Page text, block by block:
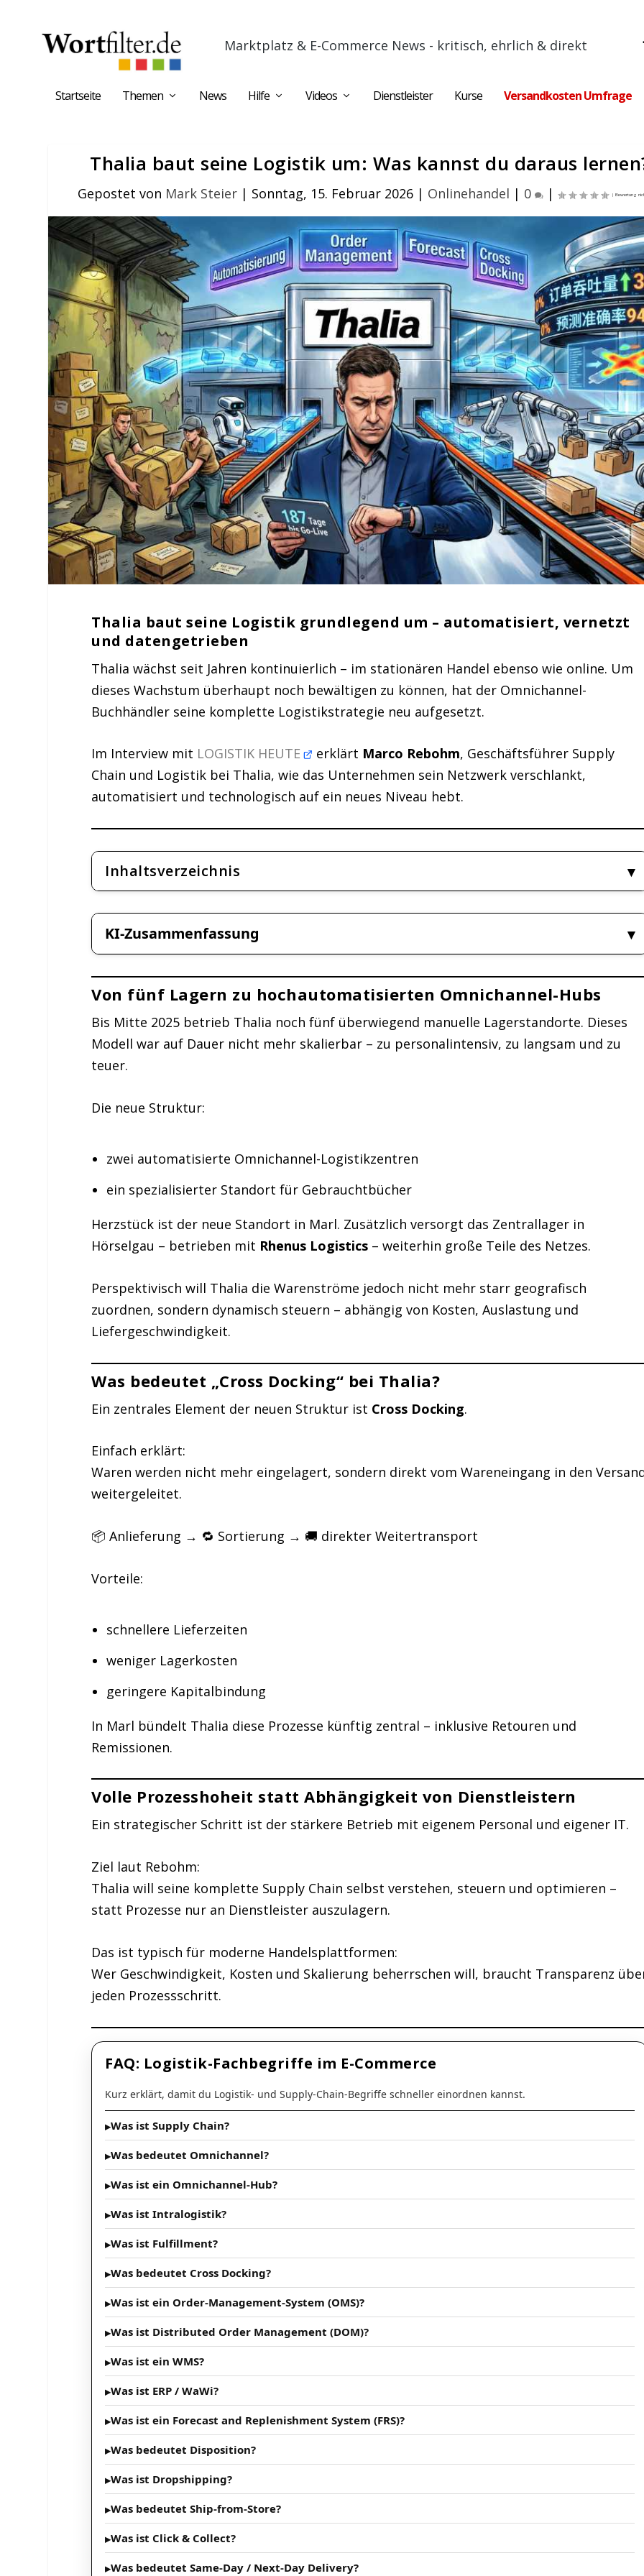
Marktplatz & E-Commerce News - kritisch, ehrlich & direkt
Startseite Themen News Hilfe Videos Dienstleister Kurse Versandkosten Umfrage
Thalia baut seine Logistik um: Was kannst du daraus
Gepostet von Mark Steier| Sonntag, 15. Februar 2026| Onlinehandel | 0 |
Thalia baut seine Logistik grundlegend um – automatisiert, vernetzt
und datengetrieben
Thalia wächst seit Jahren kontinuierlich – im stationären Handel ebenso wie online. Um
dieses Wachstum überhaupt noch bewältigen zu können, hat der Omnichannel-
Buchhändler seine komplette Logistikstrategie neu aufgesetzt.
Im Interview mit LOGISTIK HEUTE erklärt Marco Rebohm, Geschäftsführer Supply
Chain und Logistik bei Thalia, wie das Unternehmen sein Netzwerk verschlankt,
automatisiert und technologisch auf ein neues Niveau hebt.
Inhaltsverzeichnis
KI-Zusammenfassung
Von fünf Lagern zu hochautomatisierten Omnichannel-Hubs
Bis Mitte 2025 betrieb Thalia noch fünf überwiegend manuelle Lagerstandorte. Dieses
Modell war auf Dauer nicht mehr skalierbar – zu personalintensiv, zu langsam und zu
teuer.
Die neue Struktur:
zwei automatisierte Omnichannel-Logistikzentren
ein spezialisierter Standort für Gebrauchtbücher
Herzstück ist der neue Standort in Marl. Zusätzlich versorgt das Zentrallager in
Hörselgau – betrieben mit Rhenus Logistics – weiterhin große Teile des Netzes.
Perspektivisch will Thalia die Warenströme jedoch nicht mehr starr geografisch
zuordnen, sondern dynamisch steuern – abhängig von Kosten, Auslastung und
Liefergeschwindigkeit.
Was bedeutet „Cross Docking“ bei Thalia?
Ein zentrales Element der neuen Struktur ist Cross Docking.
Einfach erklärt:
Waren werden nicht mehr eingelagert, sondern direkt vom Wareneingang in den
weitergeleitet.
📦 Anlieferung → 🔁 Sortierung → 🚚 direkter Weitertransport
Vorteile:
schnellere Lieferzeiten
weniger Lagerkosten
geringere Kapitalbindung
In Marl bündelt Thalia diese Prozesse künftig zentral – inklusive Retouren und
Remissionen.
Volle Prozesshoheit statt Abhängigkeit von Dienstleistern
Ein strategischer Schritt ist der stärkere Betrieb mit eigenem Personal und eigener IT.
Ziel laut Rebohm:
Thalia will seine komplette Supply Chain selbst verstehen, steuern und optimieren –
statt Prozesse nur an Dienstleister auszulagern.
Das ist typisch für moderne Handelsplattformen:
Wer Geschwindigkeit, Kosten und Skalierung beherrschen will, braucht Transparenz
jeden Prozessschritt.
FAQ: Logistik-Fachbegriffe im E-Commerce
Kurz erklärt, damit du Logistik- und Supply-Chain-Begriffe schneller einordnen kannst.
Was ist Supply Chain?
Was bedeutet Omnichannel?
Was ist ein Omnichannel-Hub?
Was ist Intralogistik?
Was ist Fulfillment?
Was bedeutet Cross Docking?
Was ist ein Order-Management-System (OMS)?
Was ist Distributed Order Management (DOM)?
Was ist ein WMS?
Was ist ERP / WaWi?
Was ist ein Forecast and Replenishment System (FRS)?
Was bedeutet Disposition?
Was ist Dropshipping?
Was bedeutet Ship-from-Store?
Was ist Click & Collect?
Was bedeutet Same-Day / Next-Day Delivery?